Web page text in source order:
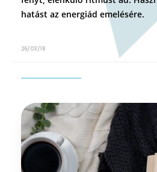
hatást az energiád emelésére.
26/03/18